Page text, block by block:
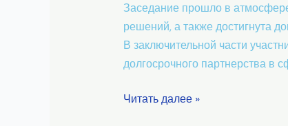
Заседание прошло в
решений, а также достигнута
В заключительной части
долгосрочного партнерства в
Читать далее »